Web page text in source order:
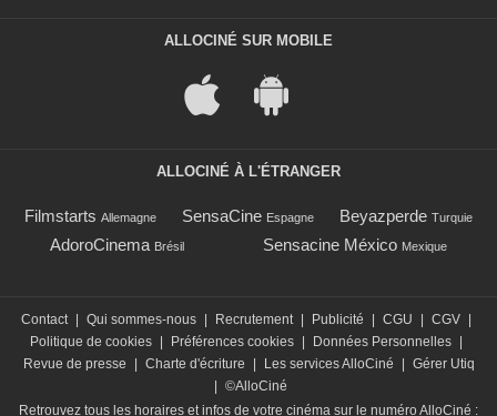
ALLOCINÉ SUR MOBILE
ALLOCINÉ À L'ÉTRANGER
Filmstarts Allemagne SensaCine Espagne Beyazperde Turquie
AdoroCinema Brésil Sensacine México Mexique
Contact | Qui sommes-nous | Recrutement | Publicité | CGU | CGV |
Politique de cookies | Préférences cookies | Données Personnelles |
Revue de presse
| Charte d'écriture | Les services AlloCiné | Gérer Utiq
| ©AlloCiné
Retrouvez tous les horaires et infos de votre cinéma sur le numéro AlloCiné :